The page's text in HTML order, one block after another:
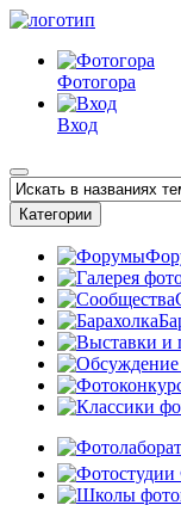
Фотогора
Вход
Категории